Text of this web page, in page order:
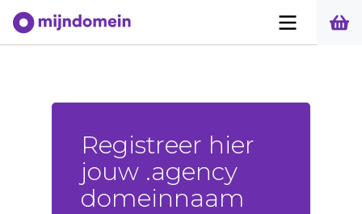
Registreer hier
jouw .agency
domeinnaam